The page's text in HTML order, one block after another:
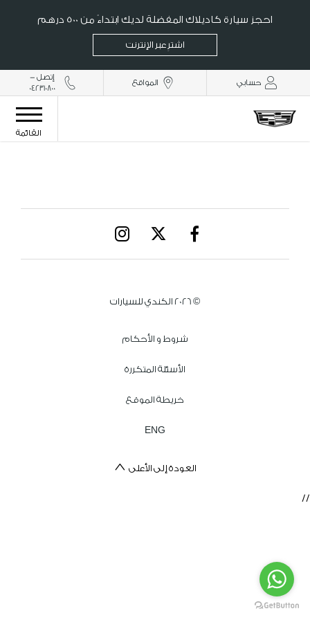
احجز سيارة كاديلاك المفضلة لديك ابتداءً من 500 درهم
اشترِ عبر الإنترنت
حسابي المواقع
إتصل -
042310800
القائمة
© 2026 الكندي للسيارات
شروط و الأحكام
الأسئلة المتكررة
خريطة الموقع
ENG
العودة إلى الأعلى
//